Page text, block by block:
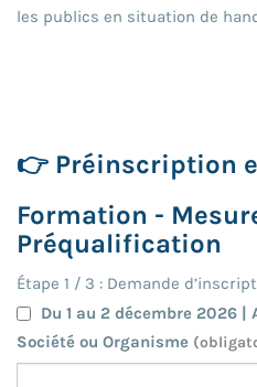
les publics en situation de
👉 Préinscription
Formation -
Préqualification
Étape 1 / 3 : Demande
Du 1 au 2 décembre 2026 |
Société ou Organisme